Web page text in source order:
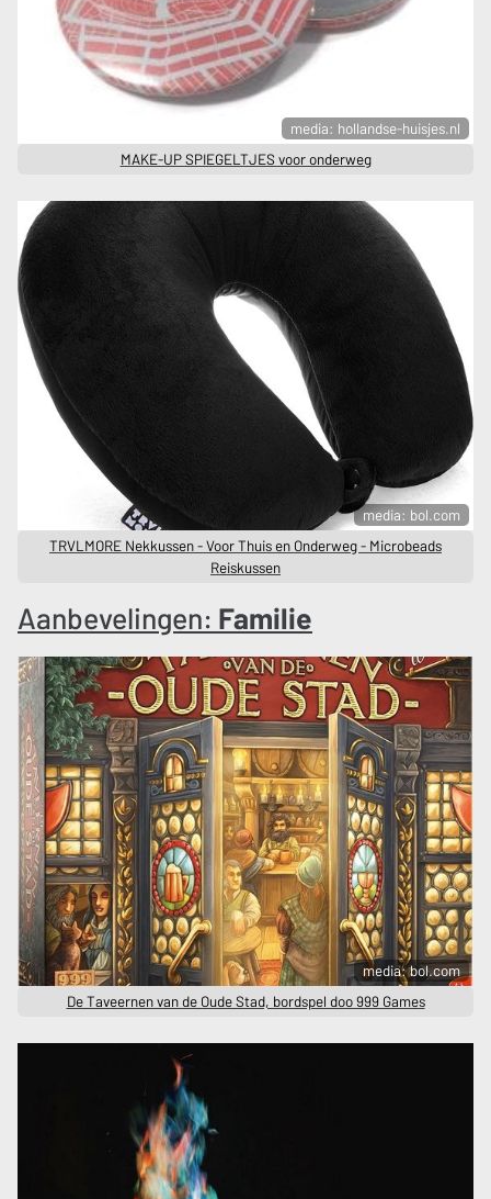
media: hollandse-huisjes.nl
MAKE-UP SPIEGELTJES voor onderweg
media: bol.com
TRVLMORE Nekkussen - Voor Thuis en Onderweg - Microbeads
Reiskussen
Aanbevelingen: Familie
media: bol.com
De Taveernen van de Oude Stad, bordspel doo 999 Games